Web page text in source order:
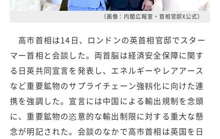
（画像：内閣広報室・首相官邸X公式）
高市首相は14日、ロンドンの英首相官邸でスター
マー首相と会談した。両首脳は経済安全保障に関す
る日英共同宣言を発表し、エネルギーやレアアース
など重要鉱物のサプライチェーン強靱化に向けた連
携を強調した。宣言には中国による輸出規制を念頭
に、重要鉱物の恣意的な輸出制限に対する重大な懸
念が明記された。会談のなかで高市首相は英国を日